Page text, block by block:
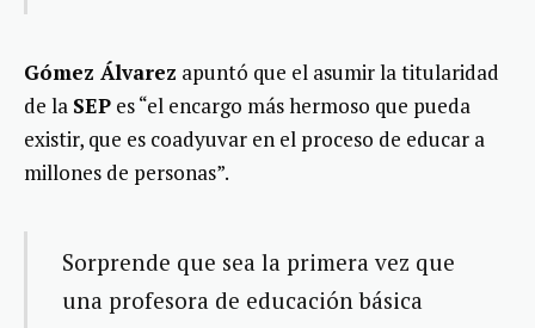
Gómez Álvarez apuntó que el asumir la titularidad
de la SEP es “el encargo más hermoso que pueda
existir, que es coadyuvar en el proceso de educar a
millones de personas”.
Sorprende que sea la primera vez que
una profesora de educación básica